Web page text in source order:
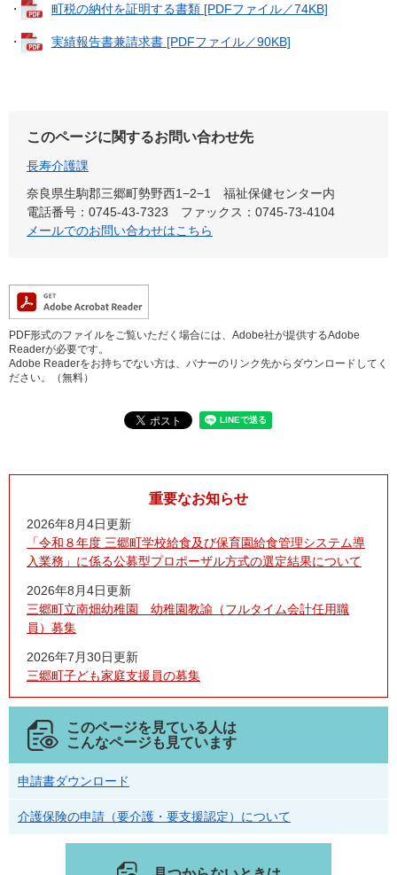
・ 町税の納付を証明する書類 [PDFファイル／74KB]
・ 実績報告書兼請求書 [PDFファイル／90KB]
このページに関するお問い合わせ先
長寿介護課
奈良県生駒郡三郷町勢野西1−2−1 福祉保健センター内
電話番号：0745-43-7323
ファックス：0745-73-4104
メールでのお問い合わせはこちら
PDF形式のファイルをご覧いただく場合には、Adobe社が提供するAdobe
Readerが必要です。
Adobe Readerをお持ちでない方は、バナーのリンク先からダウンロードしてく
ださい。（無料）
重要なお知らせ
2026年8月4日更新
「令和８年度 三郷町学校給食及び保育園給食管理システム導
入業務」に係る公募型プロポーザル方式の選定結果について
2026年8月4日更新
三郷町立南畑幼稚園 幼稚園教諭（フルタイム会計任用職
員）募集
2026年7月30日更新
三郷町子ども家庭支援員の募集
このページを見ている人は
こんなページも見ています
申請書ダウンロード
介護保険の申請（要介護・要支援認定）について